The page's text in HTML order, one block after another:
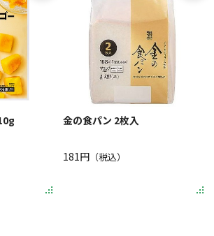
金の食パン 2枚入
181円（税込）